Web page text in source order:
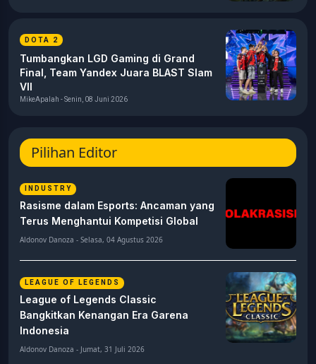
DOTA 2
Tumbangkan LGD Gaming di Grand
Final, Team Yandex Juara BLAST Slam
VII
MikeApalah - Senin, 08 Juni 2026
Pilihan Editor
INDUSTRY
Rasisme dalam Esports: Ancaman yang
Terus Menghantui Kompetisi Global
Aldonov Danoza - Selasa, 04 Agustus 2026
LEAGUE OF LEGENDS
League of Legends Classic
Bangkitkan Kenangan Era Garena
Indonesia
Aldonov Danoza - Jumat, 31 Juli 2026